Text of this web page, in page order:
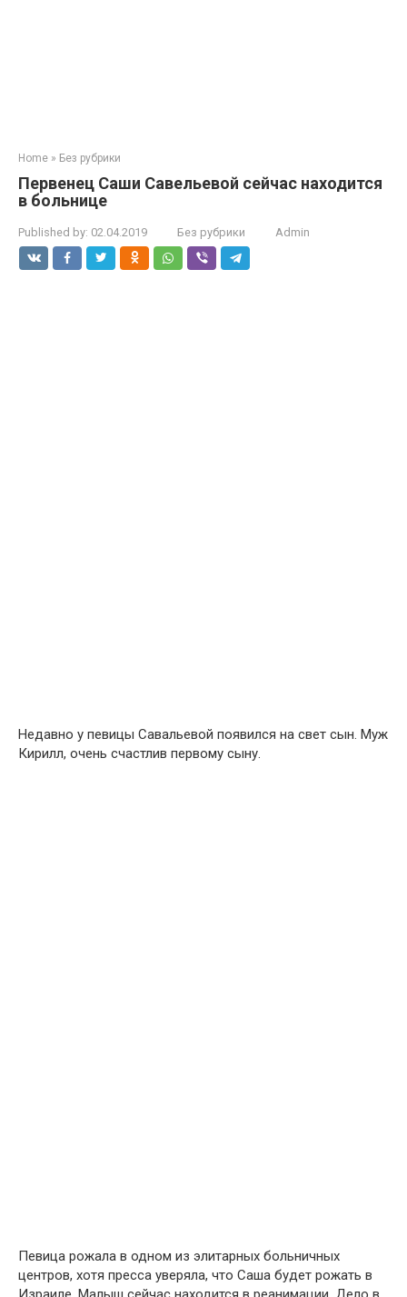
Home » Без рубрики
Первенец Саши Савельевой сейчас находится
в больнице
Published by: 02.04.2019 Без рубрики Admin
Недавно у певицы Савальевой появился на свет сын. Муж
Кирилл, очень счастлив первому сыну.
Певица рожала в одном из элитарных больничных
центров, хотя пресса уверяла, что Саша будет рожать в